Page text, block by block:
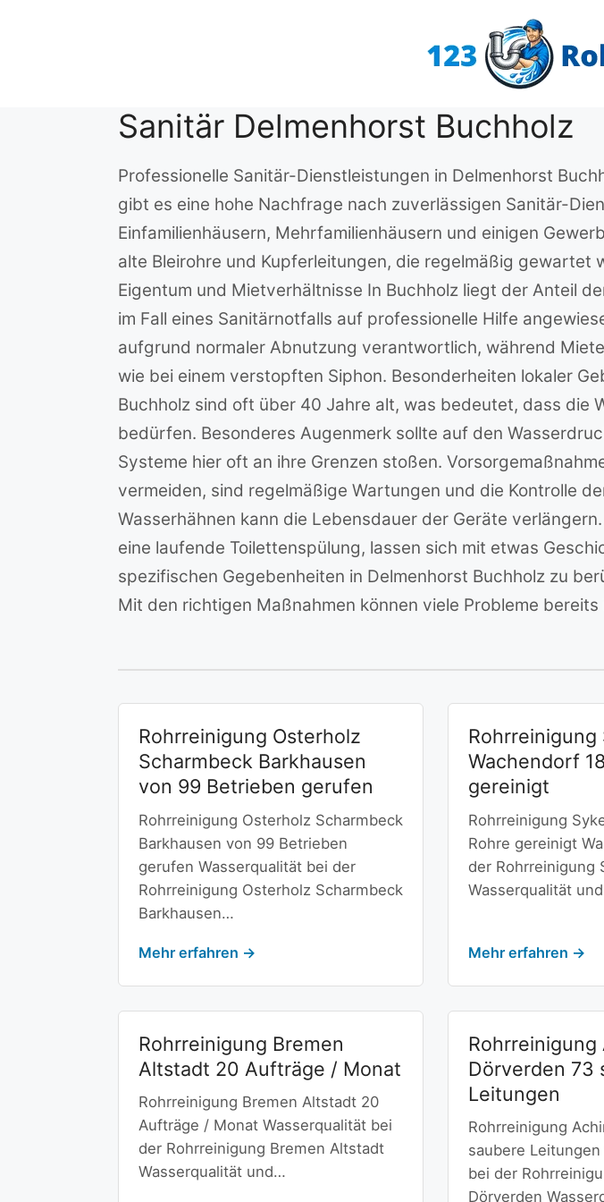
Sanitär Delmenhorst Buchholz
Professionelle Sanitär-Dienstleistungen in Delmenhorst
gibt es eine hohe Nachfrage nach zuverlässigen Sanitär-
Einfamilienhäusern, Mehrfamilienhäusern und einigen
alte Bleirohre und Kupferleitungen, die regelmäßig gewartet
Eigentum und Mietverhältnisse In Buchholz liegt der Anteil
im Fall eines Sanitärnotfalls auf professionelle Hilfe
aufgrund normaler Abnutzung verantwortlich, während
wie bei einem verstopften Siphon. Besonderheiten lokaler
Buchholz sind oft über 40 Jahre alt, was bedeutet, dass die
bedürfen. Besonderes Augenmerk sollte auf den
Systeme hier oft an ihre Grenzen stoßen.
vermeiden, sind regelmäßige Wartungen und die Kontrolle
Wasserhähnen kann die Lebensdauer der Geräte
eine laufende Toilettenspülung, lassen sich mit etwas
spezifischen Gegebenheiten in Delmenhorst Buchholz zu
Mit den richtigen Maßnahmen können viele Probleme
Rohrreinigung Osterholz
Scharmbeck Barkhausen
von 99 Betrieben gerufen
Rohrreinigung Osterholz Scharmbeck
Barkhausen von 99 Betrieben
gerufen Wasserqualität bei der
Rohrreinigung Osterholz Scharmbeck
Barkhausen…
Mehr erfahren →
Rohrreinigung
Wachendorf
gereinigt
Rohrreinigung
Rohre gereinigt
der Rohrreinigung
Wasserqualität
Mehr erfahren →
Rohrreinigung Bremen
Altstadt 20 Aufträge / Monat
Rohrreinigung Bremen Altstadt 20
Aufträge / Monat Wasserqualität bei
der Rohrreinigung Bremen Altstadt
Wasserqualität und…
Rohrreinigung
Dörverden 73
Leitungen
Rohrreinigung
saubere
bei der
Dörverden